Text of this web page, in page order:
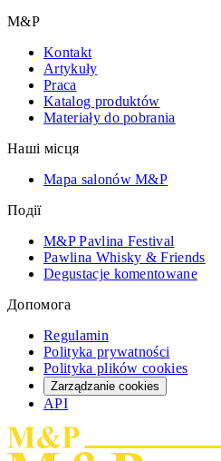
M&P
Kontakt
Artykuły
Praca
Katalog produktów
Materiały do pobrania
Наші місця
Mapa salonów M&P
Події
M&P Pavlina Festival
Pawlina Whisky & Friends
Degustacje komentowane
Допомога
Regulamin
Polityka prywatności
Polityka plików cookies
Zarządzanie cookies
API